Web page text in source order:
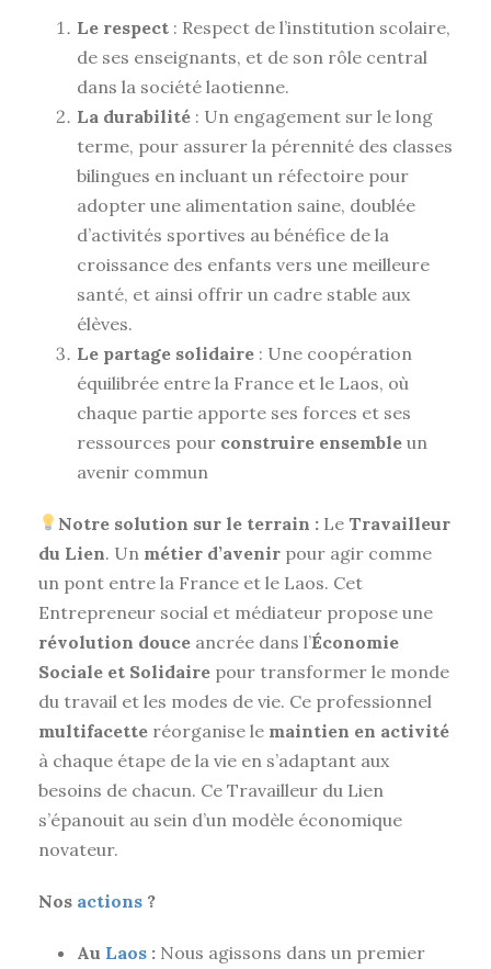
Le respect : Respect de l’institution scolaire,
de ses enseignants, et de son rôle central
dans la société laotienne.
La durabilité : Un engagement sur le long
terme, pour assurer la pérennité des classes
bilingues en incluant un réfectoire pour
adopter une alimentation saine, doublée
d’activités sportives au bénéfice de la
croissance des enfants vers une meilleure
santé, et ainsi offrir un cadre stable aux
élèves.
Le partage solidaire : Une coopération
équilibrée entre la France et le Laos, où
chaque partie apporte ses forces et ses
ressources pour construire ensemble un
avenir commun
Notre solution sur le terrain : Le Travailleur
du Lien. Un métier d’avenir pour agir comme
un pont entre la France et le Laos. Cet
Entrepreneur social et médiateur propose une
révolution douce ancrée dans l’Économie
Sociale et Solidaire pour transformer le monde
du travail et les modes de vie. Ce professionnel
multifacette réorganise le maintien en activité
à chaque étape de la vie en s’adaptant aux
besoins de chacun. Ce Travailleur du Lien
s’épanouit au sein d’un modèle économique
novateur.
Nos actions ?
Au Laos : Nous agissons dans un premier